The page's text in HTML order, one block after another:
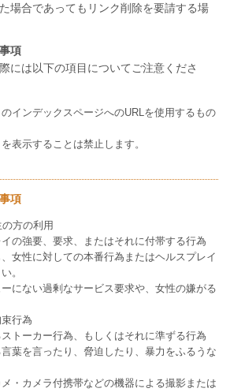
場合であってもリンク削除を要請する場
項
には以下の項目についてご注意くださ
インデックスページへのURLを使用するもの
表示することは禁止します。
項
方の利用
の強要、要求、またはそれに付帯する行為
女性に対しての本番行為またはヘルスプレイ
。
にない過剰なサービス要求や、女性の嫌がる
行為
トーカー行為、もしくはそれに準ずる行為
葉を言ったり、脅迫したり、暴力をふるうな
・カメラ付携帯などの機器による撮影または